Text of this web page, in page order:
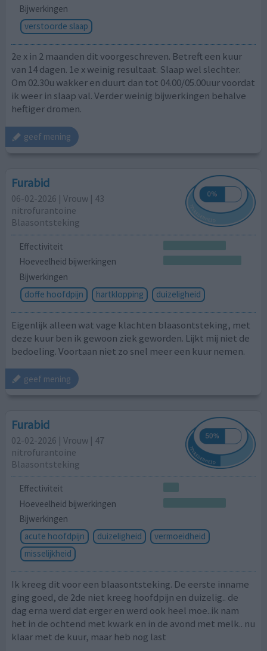
Bijwerkingen
verstoorde slaap
2e x in 2 maanden dit voorgeschreven. Betreft een kuur
van 14 dagen. 1e x weinig resultaat. Slaap wel slechter.
Om 02.30u wakker en duurt dan tot 04.00/05.00uur voordat
ik weer in slaap val. Verder weinig bijwerkingen behalve
heftiger dromen.
geef mening
Furabid
06-02-2026 | Vrouw | 43
nitrofurantoine
Blaasontsteking
Effectiviteit
Hoeveelheid bijwerkingen
Bijwerkingen
doffe hoofdpijn
hartklopping duizeligheid
Eigenlijk alleen wat vage klachten blaasontsteking, met
deze kuur ben ik gewoon ziek geworden. Lijkt mij niet de
bedoeling. Voortaan niet zo snel meer een kuur nemen.
geef mening
Furabid
02-02-2026 | Vrouw | 47
nitrofurantoine
Blaasontsteking
Effectiviteit
Hoeveelheid bijwerkingen
Bijwerkingen
acute hoofdpijn
duizeligheid
vermoeidheid
misselijkheid
Ik kreeg dit voor een blaasontsteking. De eerste inname
ging goed, de 2de niet kreeg hoofdpijn en duizelig.. de
dag erna werd dat erger en werd ook heel moe..ik nam
het in de ochtend met kwark en in de avond met melk.. nu
klaar met de kuur, maar heb nog last